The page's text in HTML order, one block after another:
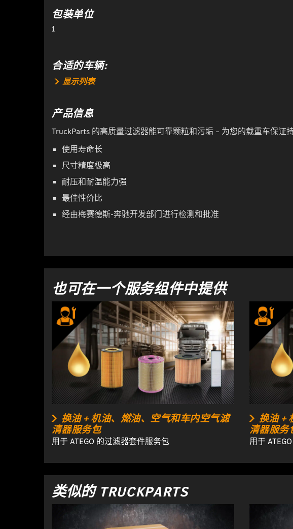
包装单位
1
合适的车辆:
显示列表
产品信息
TruckParts 的高质量过滤器能可靠颗粒和污垢 – 为您的载重车保证
使用寿命长
尺寸精度极高
耐压和耐温能力强
最佳性价比
经由梅赛德斯-奔驰开发部门进行检测和批准
也可在一个服务组件中提供
换油 + 机油、燃油、空气和车内空气滤
清器服务包
用于 ATEGO 的过滤器套件服务包
换油 +
清器服务
用于
类似的 TRUCKPARTS